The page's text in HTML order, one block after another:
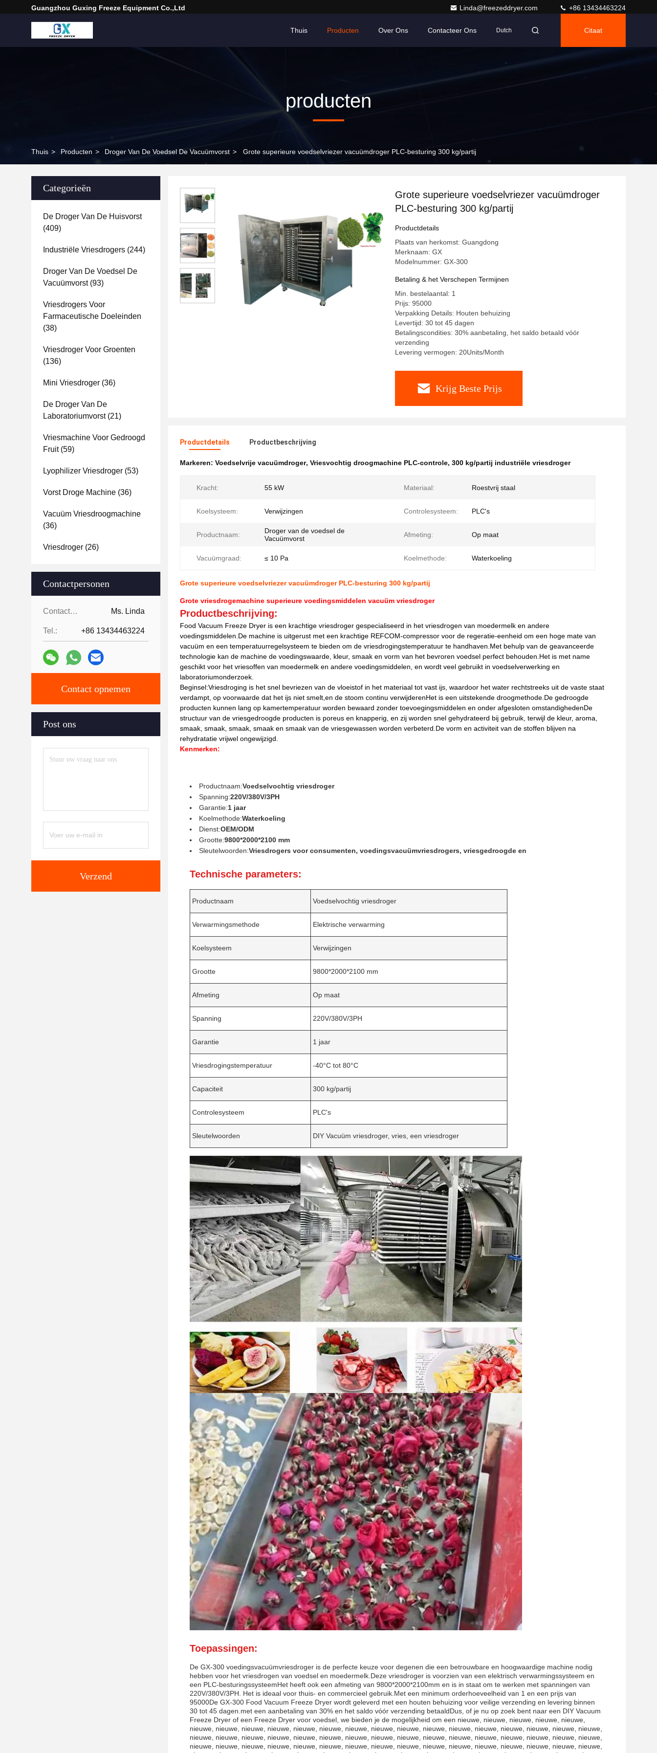
Guangzhou Guxing Freeze Equipment Co.,Ltd Linda@freezeddryer.com +86 13434463224
Thuis Producten Over Ons Contacteer Ons Dutch Citaat
producten
Thuis > Producten > Droger Van De Voedsel De Vacuümvorst > Grote superieure voedselvriezer vacuümdroger PLC-besturing 300 kg/partij
Categorieën
De Droger Van De Huisvorst
(409)
Industriële Vriesdrogers (244)
Droger Van De Voedsel De
Vacuümvorst(93)
Vriesdrogers Voor
Farmaceutische Doeleinden
(38)
Vriesdroger Voor Groenten
(136)
Mini Vriesdroger (36)
De Droger Van De
Laboratoriumvorst(21)
Vriesmachine Voor Gedroogd
Fruit(59)
Lyophilizer Vriesdroger (53)
Vorst Droge Machine (36)
Vacuüm Vriesdroogmachine
(36)
Vriesdroger (26)
Contactpersonen
Contactpersonen: Ms. Linda
Tel.: +86 13434463224
Contact opnemen
Post ons
Verzend
Grote superieure voedselvriezer vacuümdroger
PLC-besturing 300 kg/partij
Productdetails
Plaats van herkomst: Guangdong
Merknaam: GX
Modelnummer: GX-300
Betaling & het Verschepen Termijnen
Min. bestelaantal: 1
Prijs: 95000
Verpakking Details: Houten behuizing
Levertijd: 30 tot 45 dagen
Betalingscondities: 30% aanbetaling, het saldo betaald vóór
verzending
Levering vermogen: 20Units/Month
Krijg Beste Prijs
Productdetails Productbeschrijving
Markeren: Voedselvrije vacuümdroger, Vriesvochtig droogmachine PLC-controle, 300 kg/partij industriële vriesdroger
Kracht: 55 kW Materiaal: Roestvrij staal
Koelsysteem: Verwijzingen Controlesysteem: PLC's
Productnaam:
Droger van de voedsel de
Vacuümvorst
Afmeting: Op maat
Vacuümgraad: ≤ 10 Pa Koelmethode: Waterkoeling
Grote superieure voedselvriezer vacuümdroger PLC-besturing 300 kg/partij
Grote vriesdrogemachine superieure voedingsmiddelen vacuüm vriesdroger
Productbeschrijving:
Food Vacuum Freeze Dryer is een krachtige vriesdroger gespecialiseerd in het vriesdrogen van moedermelk en andere
voedingsmiddelen.De machine is uitgerust met een krachtige REFCOM-compressor voor de regeratie-eenheid om een hoge mate van
vacuüm en een temperatuurregelsysteem te bieden om de vriesdrogingstemperatuur te handhaven.Met behulp van de geavanceerde
technologie kan de machine de voedingswaarde, kleur, smaak en vorm van het bevroren voedsel perfect behouden.Het is met name
geschikt voor het vriesoffen van moedermelk en andere voedingsmiddelen, en wordt veel gebruikt in voedselverwerking en
laboratoriumonderzoek.
Beginsel:Vriesdroging is het snel bevriezen van de vloeistof in het materiaal tot vast ijs, waardoor het water rechtstreeks uit de vaste staat
verdampt, op voorwaarde dat het ijs niet smelt,en de stoom continu verwijderenHet is een uitstekende droogmethode.De gedroogde
producten kunnen lang op kamertemperatuur worden bewaard zonder toevoegingsmiddelen en onder afgesloten omstandighedenDe
structuur van de vriesgedroogde producten is poreus en knapperig, en zij worden snel gehydrateerd bij gebruik, terwijl de kleur, aroma,
smaak, smaak, smaak, smaak en smaak van de vriesgewassen worden verbeterd.De vorm en activiteit van de stoffen blijven na
rehydratatie vrijwel ongewijzigd.
Kenmerken:
Productnaam:Voedselvochtig vriesdroger
Spanning:220V/380V/3PH
Garantie:1 jaar
Koelmethode:Waterkoeling
Dienst:OEM/ODM
Grootte:9800*2000*2100 mm
Sleutelwoorden:Vriesdrogers voor consumenten, voedingsvacuümvriesdrogers, vriesgedroogde en
Technische parameters:
Productnaam Voedselvochtig vriesdroger
Verwarmingsmethode Elektrische verwarming
Koelsysteem Verwijzingen
Grootte 9800*2000*2100 mm
Afmeting Op maat
Spanning 220V/380V/3PH
Garantie 1 jaar
Vriesdrogingstemperatuur -40°C tot 80°C
Capaciteit 300 kg/partij
Controlesysteem PLC's
Sleutelwoorden DIY Vacuüm vriesdroger, vries, een vriesdroger
Toepassingen:
De GX-300 voedingsvacuümvriesdroger is de perfecte keuze voor degenen die een betrouwbare en hoogwaardige machine nodig
hebben voor het vriesdrogen van voedsel en moedermelk.Deze vriesdroger is voorzien van een elektrisch verwarmingssysteem en
een PLC-besturingssysteemHet heeft ook een afmeting van 9800*2000*2100mm en is in staat om te werken met spanningen van
220V/380V/3PH. Het is ideaal voor thuis- en commercieel gebruik.Met een minimum orderhoeveelheid van 1 en een prijs van
95000De GX-300 Food Vacuum Freeze Dryer wordt geleverd met een houten behuizing voor veilige verzending en levering binnen
30 tot 45 dagen.met een aanbetaling van 30% en het saldo vóór verzending betaaldDus, of je nu op zoek bent naar een DIY Vacuum
Freeze Dryer of een Freeze Dryer voor voedsel, we bieden je de mogelijkheid om een nieuwe, nieuwe, nieuwe, nieuwe, nieuwe,
nieuwe, nieuwe, nieuwe, nieuwe, nieuwe, nieuwe, nieuwe, nieuwe, nieuwe, nieuwe, nieuwe, nieuwe, nieuwe, nieuwe, nieuwe, nieuwe,
nieuwe, nieuwe, nieuwe, nieuwe, nieuwe, nieuwe, nieuwe, nieuwe, nieuwe, nieuwe, nieuwe, nieuwe, nieuwe, nieuwe, nieuwe, nieuwe,
nieuwe, nieuwe, nieuwe, nieuwe, nieuwe, nieuwe, nieuwe, nieuwe, nieuwe, nieuwe, nieuwe, nieuwe, nieuwe, nieuwe, nieuwe, nieuwe,